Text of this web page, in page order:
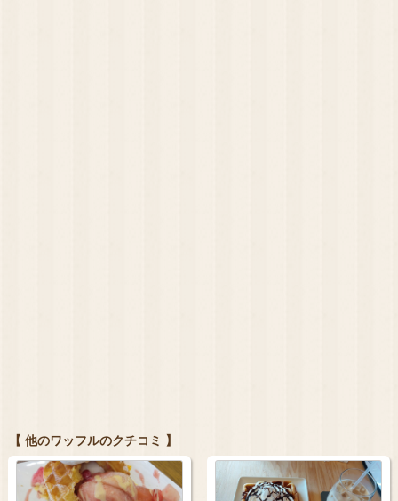
【 他のワッフルのクチコミ 】